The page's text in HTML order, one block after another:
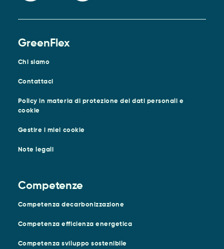
GreenFlex
Chi siamo
Contattaci
Policy in materia di protezione dei dati personali e
cookie
Gestire i miei cookie
Note legali
Competenze
Competenza decarbonizzazione
Competenza efficienza energetica
Competenza sviluppo sostenibile